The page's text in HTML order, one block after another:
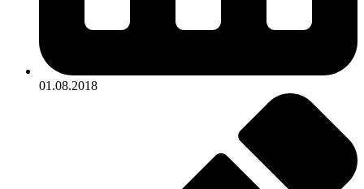
01.08.2018